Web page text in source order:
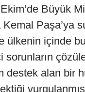
Büyük
Paşa’ya
ülkenin içinde
sorunların
destek alan bir